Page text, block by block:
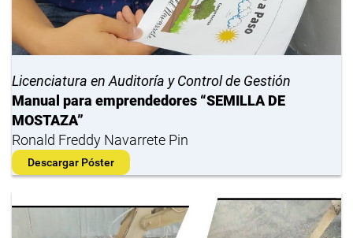
Licenciatura en Auditoría y Control de Gestión
Manual para emprendedores “SEMILLA DE
MOSTAZA”
Ronald Freddy Navarrete Pin
Descargar Póster